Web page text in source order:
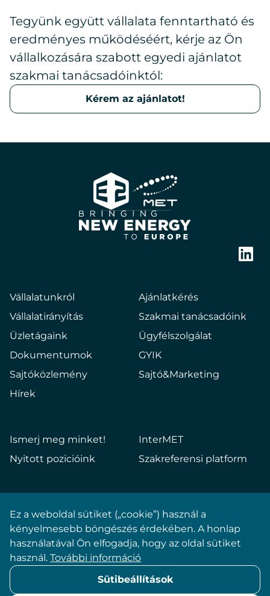
Tegyünk együtt vállalata fenntartható és
eredményes működéséért, kérje az Ön
vállalkozására szabott egyedi ajánlatot
szakmai tanácsadóinktól:
Kérem az ajánlatot!
E2
Hungary
Vállalatunkról
Vállalatirányítás
Üzletágaink
Dokumentumok
Sajtóközlemény
Hírek
Ajánlatkérés
Szakmai tanácsadóink
Ügyfélszolgálat
GYIK
Sajtó&Marketing
Ismerj meg minket!
Nyitott pozicióink
InterMET
Szakreferensi platform
Impresszum
Adatkezelési tájékoztató
Sütibeállítások
ÁSZF
Ez a weboldal sütiket („cookie”) használ a
kényelmesebb böngészés érdekében. A honlap
használatával Ön elfogadja, hogy az oldal sütiket
használ. További információ
Sütibeállítások